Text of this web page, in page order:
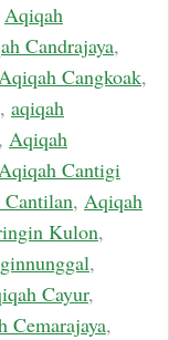
Aqiqah
Candrajaya,
Cangkoak,
, aqiqah
, Aqiqah
Cantigi
, Aqiqah
Kulon,
,
Cayur,
Cemarajaya,